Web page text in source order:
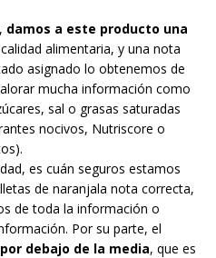
damos a este producto una
alimentaria, y una nota
asignado lo obtenemos de
mucha información como
sal o grasas saturadas
nocivos, Nutriscore o
es cuán seguros estamos
de naranjala nota correcta,
de toda la información o
Por su parte, el
debajo de la media, que es